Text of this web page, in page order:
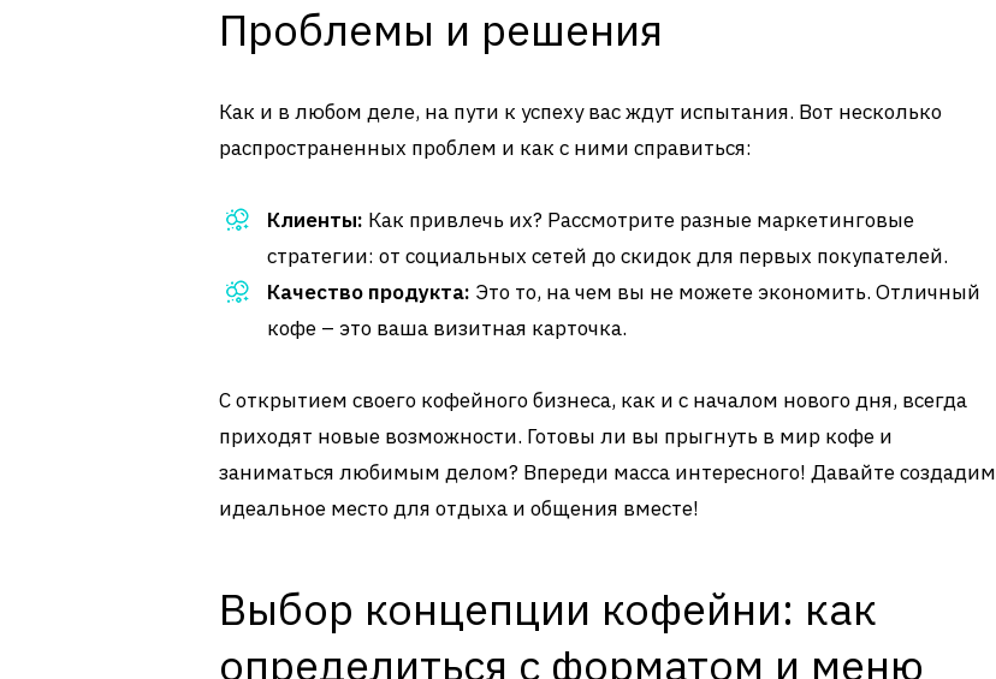
Проблемы и решения
Как и в любом деле, на пути к успеху вас ждут испытания. Вот несколько
распространенных проблем и как с ними справиться:
Клиенты: Как привлечь их? Рассмотрите разные маркетинговые
стратегии: от социальных сетей до скидок для первых покупателей.
Качество продукта: Это то, на чем вы не можете экономить. Отличный
кофе – это ваша визитная карточка.
С открытием своего кофейного бизнеса, как и с началом нового дня, всегда
приходят новые возможности. Готовы ли вы прыгнуть в мир кофе и
заниматься любимым делом? Впереди масса интересного! Давайте создадим
идеальное место для отдыха и общения вместе!
Выбор концепции кофейни: как
определиться с форматом и меню